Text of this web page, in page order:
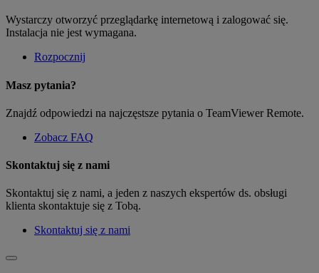
Wystarczy otworzyć przeglądarkę internetową i zalogować się.
Instalacja nie jest wymagana.
Rozpocznij
Masz pytania?
Znajdź odpowiedzi na najczęstsze pytania o TeamViewer Remote.
Zobacz FAQ
Skontaktuj się z nami
Skontaktuj się z nami, a jeden z naszych ekspertów ds. obsługi
klienta skontaktuje się z Tobą.
Skontaktuj się z nami